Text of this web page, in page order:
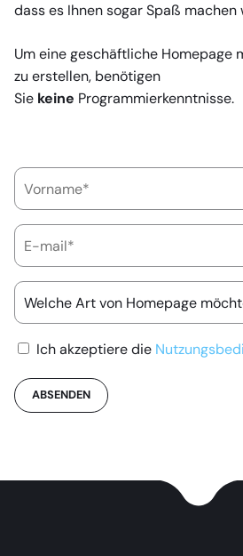
dass es Ihnen sogar Spaß machen
Um eine geschäftliche Homepage
zu erstellen, benötigen
Sie keine Programmierkenntnisse.
Ich akzeptiere die
ABSENDEN